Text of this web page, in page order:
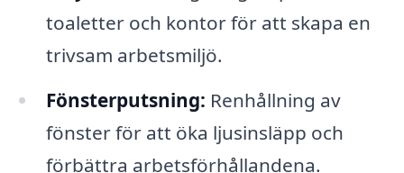
toaletter och kontor för att skapa en
trivsam arbetsmiljö.
Fönsterputsning: Renhållning av
fönster för att öka ljusinsläpp och
förbättra arbetsförhållandena.